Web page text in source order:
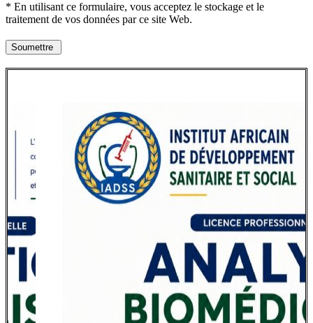
* En utilisant ce formulaire, vous acceptez le stockage et le
traitement de vos données par ce site Web.